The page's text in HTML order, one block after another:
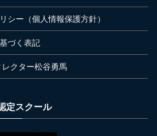
シー（個人情報保護方針）
づく表記
クター松谷勇馬
定スクール